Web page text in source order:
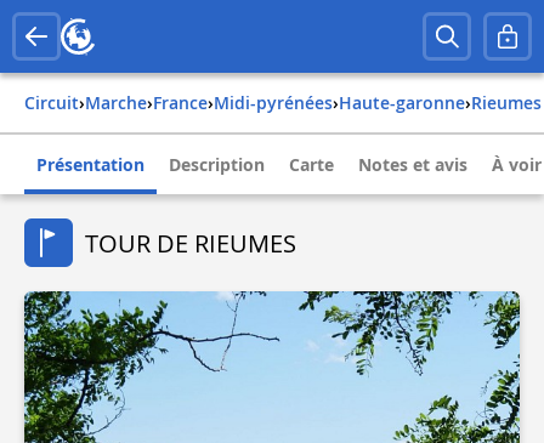
Circuit› Marche› france› midi-pyrénées› haute-garonne› rieumes
Présentation Description Carte Notes et avis À
TOUR DE RIEUMES